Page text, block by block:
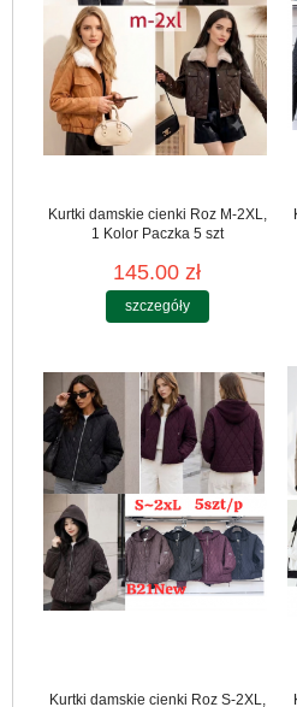
Kurtki damskie cienki Roz M-2XL,
1 Kolor Paczka 5 szt
145.00 zł
szczegóły
Kurtki damskie cienki Roz S-2XL,